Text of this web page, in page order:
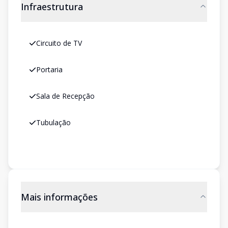
Infraestrutura
Circuito de TV
Portaria
Sala de Recepção
Tubulação
Mais informações